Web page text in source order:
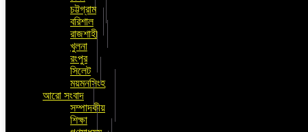
চট্টগ্রাম
বরিশাল
রাজশাহী
খুলনা
রংপুর
সিলেট
ময়মনসিংহ
আরো সংবাদ
সম্পাদকীয়
শিক্ষা